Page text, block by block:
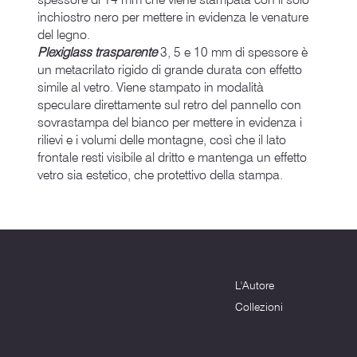
inchiostro nero per mettere in evidenza le venature
del legno.
Plexiglass trasparente3, 5 e 10 mm di spessore è
un metacrilato rigido di grande durata con effetto
simile al vetro. Viene stampato in modalità
speculare direttamente sul retro del pannello con
sovrastampa del bianco per mettere in evidenza i
rilievi e i volumi delle montagne, così che il lato
frontale resti visibile al dritto e mantenga un effetto
vetro sia estetico, che protettivo della stampa.
L'Autore
Collezioni